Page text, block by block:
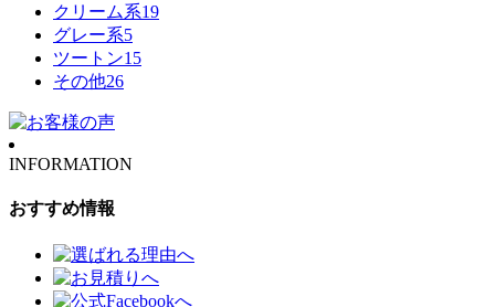
クリーム系19
グレー系5
ツートン15
その他26
INFORMATION
おすすめ情報